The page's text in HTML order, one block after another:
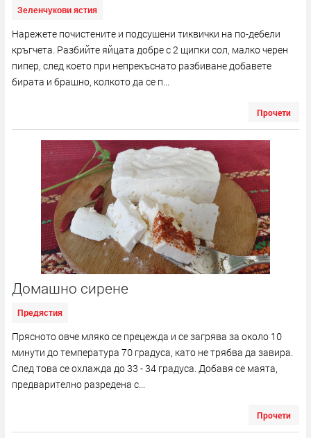
Зеленчукови ястия
Нарежете почистените и подсушени тиквички на по-дебели
кръгчета. Разбийте яйцата добре с 2 щипки сол, малко черен
пипер, след което при непрекъснато разбиване добавете
бирата и брашно, колкото да се п...
Прочети
Домашно сирене
Предястия
Прясното овче мляко се прецежда и се загрява за около 10
минути до температура 70 градуса, като не трябва да завира.
След това се охлажда до 33 - 34 градуса. Добавя се маята,
предварително разредена с...
Прочети